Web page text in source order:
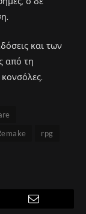
και των
από τη
κονσόλες.
rpg